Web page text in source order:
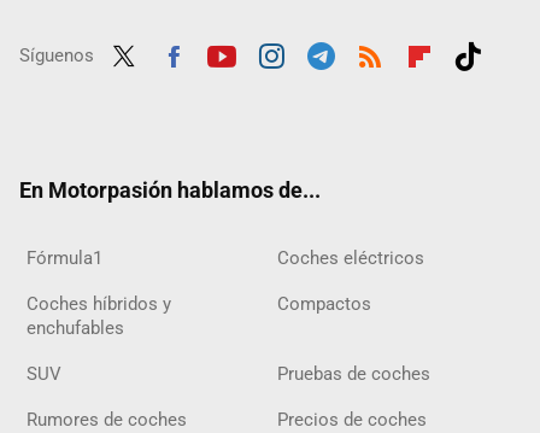
Síguenos
En Motorpasión hablamos de...
Fórmula1 Coches eléctricos
Coches híbridos y
enchufables
Compactos
SUV Pruebas de coches
Rumores de coches Precios de coches